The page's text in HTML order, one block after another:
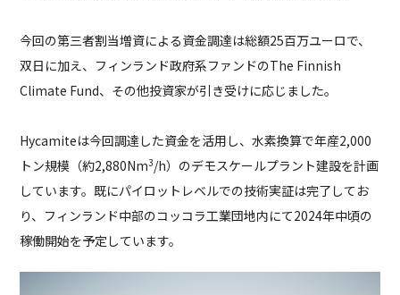
今回の第三者割当増資による資金調達は総額25百万ユーロで、
双日に加え、フィンランド政府系ファンドのThe Finnish
Climate Fund、その他投資家が引き受けに応じました。
Hycamiteは今回調達した資金を活用し、水素換算で年産2,000
トン規模（約2,880Nm3/h）のデモスケールプラント建設を計画
しています。既にパイロットレベルでの技術実証は完了してお
り、フィンランド中部のコッコラ工業団地内にて2024年中頃の
稼働開始を予定しています。